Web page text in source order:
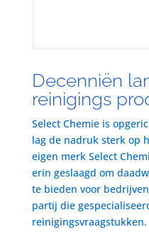
Decenniën
reinigings
Select Chemie is
lag de nadruk sterk op
eigen merk Select
erin geslaagd om
te bieden voor
partij die
reinigingsvraagstukken.